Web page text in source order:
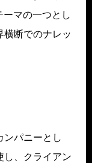
マの一つとし
横断でのナレッ
ンパニーとし
し、クライアン